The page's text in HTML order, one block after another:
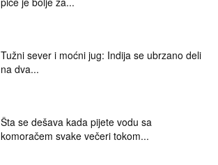
Tužni sever i moćni jug: Indija se ubrzano deli
na dva...
Šta se dešava kada pijete vodu sa
komoračem svake večeri tokom...